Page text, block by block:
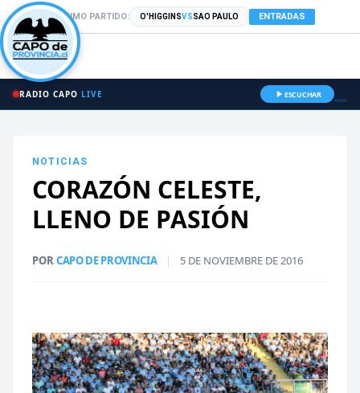
PRÓXIMO PARTIDO: O'HIGGINSVSSAO PAULO ENTRADAS
RADIO CAPO LIVE ESCUCHAR
NOTICIAS
CORAZÓN CELESTE,
LLENO DE PASIÓN
PORCAPO DE PROVINCIA | 5 DE NOVIEMBRE DE 2016